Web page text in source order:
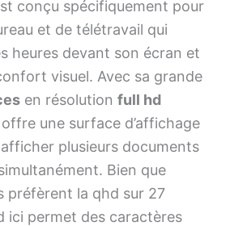
conçu spécifiquement pour
et de télétravail qui
heures devant son écran et
visuel. Avec sa grande
en résolution full hd
offre une surface d’affichage
plusieurs documents
Bien que
préfèrent la qhd sur 27
ici permet des caractères